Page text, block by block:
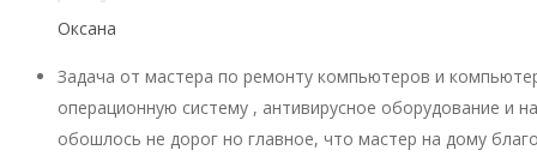
Оксана
Задача от мастера по ремонту компьютеров и
операционную систему , антивирусное оборудование и
обошлось не дорог но главное, что мастер на дому